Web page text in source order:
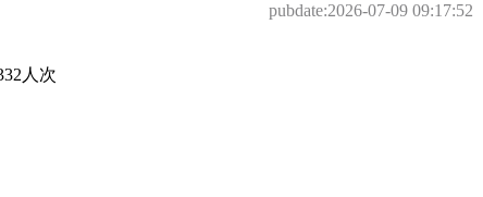
pubdate:2026-07-09 09:17:52
人次